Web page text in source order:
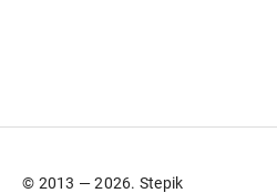
© 2013 — 2026. Stepik